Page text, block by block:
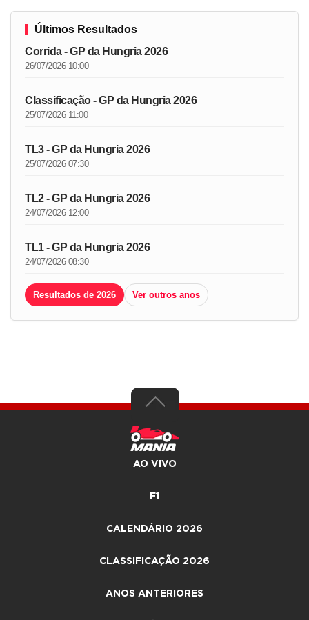
Últimos Resultados
Corrida - GP da Hungria 2026
26/07/2026 10:00
Classificação - GP da Hungria 2026
25/07/2026 11:00
TL3 - GP da Hungria 2026
25/07/2026 07:30
TL2 - GP da Hungria 2026
24/07/2026 12:00
TL1 - GP da Hungria 2026
24/07/2026 08:30
Resultados de 2026 Ver outros anos
AO VIVO
F1
CALENDÁRIO 2026
CLASSIFICAÇÃO 2026
ANOS ANTERIORES